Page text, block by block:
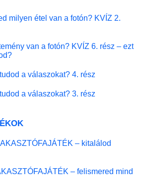
milyen étel van a fotón? KVÍZ 2.
van a fotón? KVÍZ 6. rész – ezt
a válaszokat? 4. rész
a válaszokat? 3. rész
– kitalálod
– felismered mind